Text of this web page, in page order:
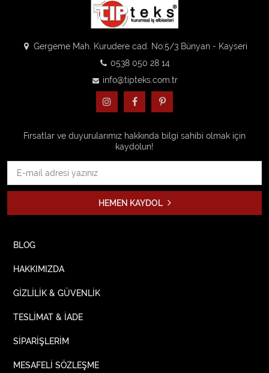
Gergeme Mah. Kurudere cad. No:5/3 Bünyan - Kayseri
0538 050 28 14
info@tipteks.com.tr
Fırsatlar ve duyurularımız hakkında bilgi sahibi olmak için
kaydolun!
HEMEN KAYDOL
BLOG
HAKKIMIZDA
GİZLİLİK & GÜVENLİK
TESLİMAT & İADE
SİPARİŞLERİM
MESAFELİ SÖZLEŞME